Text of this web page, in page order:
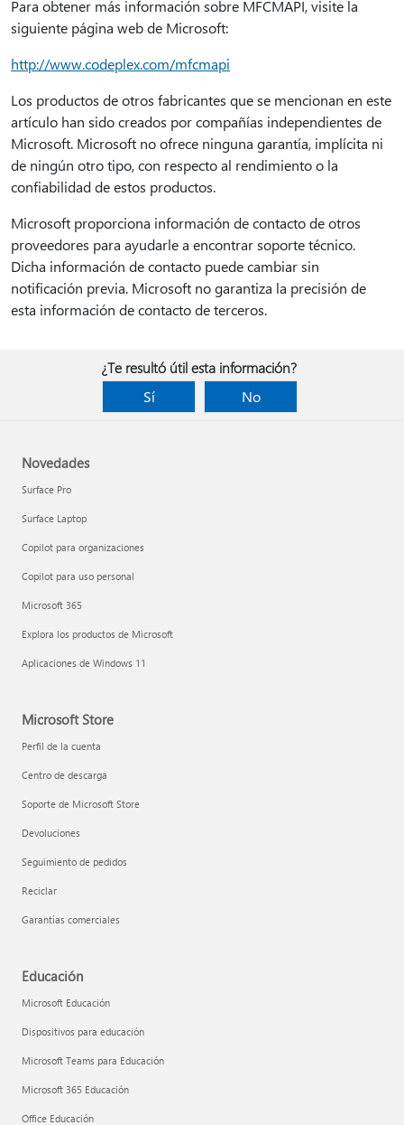
Para obtener más información sobre MFCMAPI, visite la
siguiente página web de Microsoft:
http://www.codeplex.com/mfcmapi
Los productos de otros fabricantes que se mencionan en este
artículo han sido creados por compañías independientes de
Microsoft. Microsoft no ofrece ninguna garantía, implícita ni
de ningún otro tipo, con respecto al rendimiento o la
confiabilidad de estos productos.
Microsoft proporciona información de contacto de otros
proveedores para ayudarle a encontrar soporte técnico.
Dicha información de contacto puede cambiar sin
notificación previa. Microsoft no garantiza la precisión de
esta información de contacto de terceros.
¿Te resultó útil esta información?
Sí
No
Novedades
Surface Pro
Surface Laptop
Copilot para organizaciones
Copilot para uso personal
Microsoft 365
Explora los productos de Microsoft
Aplicaciones de Windows 11
Microsoft Store
Perfil de la cuenta
Centro de descarga
Soporte de Microsoft Store
Devoluciones
Seguimiento de pedidos
Reciclar
Garantías comerciales
Educación
Microsoft Educación
Dispositivos para educación
Microsoft Teams para Educación
Microsoft 365 Educación
Office Educación